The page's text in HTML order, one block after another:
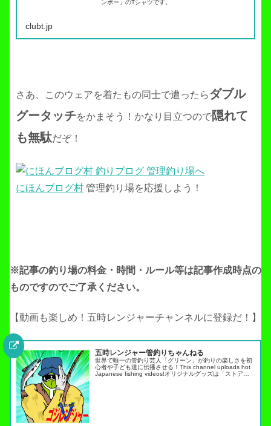
ンボー」のTシャツです。
clubt.jp
さあ、このウェアを着たもの同士で遭ったら ダブル
グータッチをかまそう！かなり目立つので隠れて
も無駄だぞ！
にほんブログ村 管理釣り場を応援しよう！
※記事の釣り場の料金・時間・ルール等は記事作成時点の
ものですのでご了承ください。
【動画も楽しめ！五時レンジャーチャンネルに登録だ！】
五時レンジャー管釣りちゃんねる
世界で唯一の管釣り芸人「グリーン」が釣りの楽しさを初
心者や子ども達に伝播させる！This channel uploads hot
Japanese fishing videos!オリジナルグッズは「ストア」